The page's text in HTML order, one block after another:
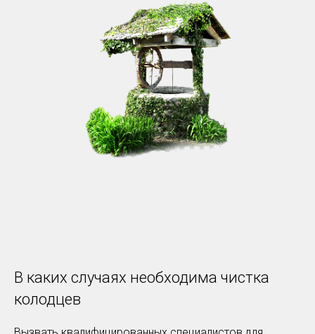
В каких случаях необходима чистка
колодцев